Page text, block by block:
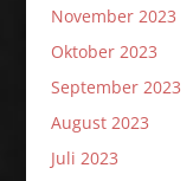
November 2023
Oktober 2023
September 2023
August 2023
Juli 2023